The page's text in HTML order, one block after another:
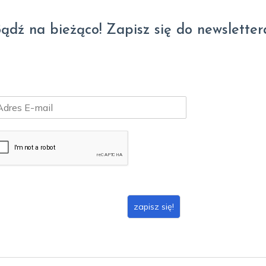
na bieżąco! Zapisz się do
zapisz się!